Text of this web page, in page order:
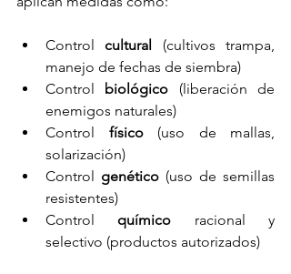
Control cultural (cultivos trampa,
manejo de fechas de siembra)
Control biológico (liberación de
enemigos naturales)
Control físico (uso de mallas,
solarización)
Control genético (uso de semillas
resistentes)
Control químico racional y
selectivo (productos autorizados)